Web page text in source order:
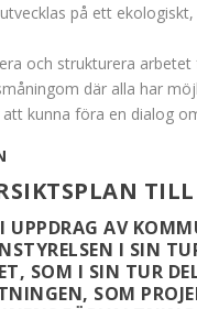
på ett
och strukturera
där alla har
kunna föra en dialog
UPPDRAG AV
I SIN
SOM I SIN TUR
SOM